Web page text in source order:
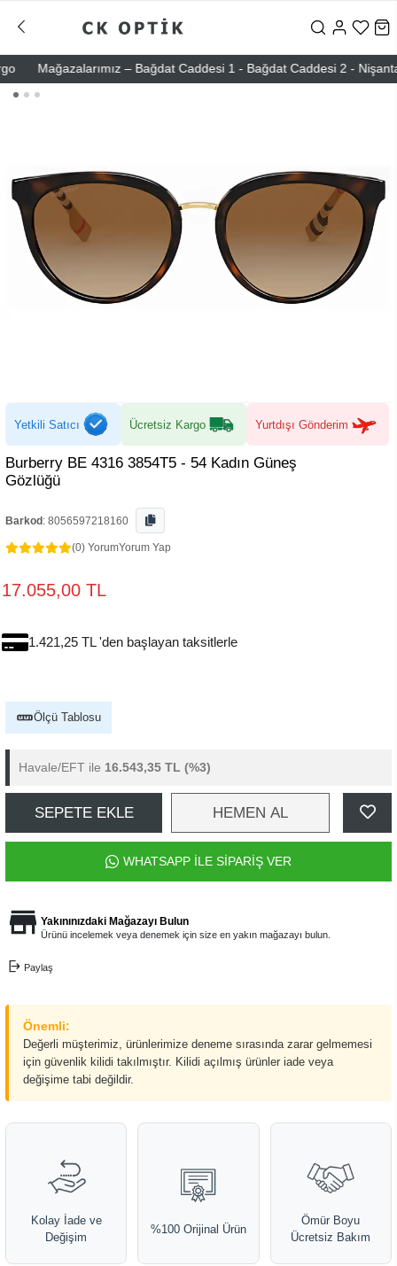
Mağazalarımız – Bağdat Caddesi 1 - Bağdat Caddesi 2 - Nişantaşı
Yetkili Satıcı Ücretsiz Kargo Yurtdışı Gönderim
Burberry BE 4316 3854T5 - 54 Kadın Güneş
Gözlüğü
Barkod : 8056597218160
(0) YorumYorum Yap
17.055,00 TL
1.421,25 TL 'den başlayan taksitlerle
Ölçü Tablosu
Havale/EFT ile 16.543,35 TL (%3)
SEPETE EKLE HEMEN AL
WHATSAPP İLE SİPARİŞ VER
Yakınınızdaki Mağazayı Bulun
Ürünü incelemek veya denemek için size en yakın mağazayı bulun.
Paylaş
Önemli:
Değerli müşterimiz, ürünlerimize deneme sırasında zarar gelmemesi
için güvenlik kilidi takılmıştır. Kilidi açılmış ürünler iade veya
değişime tabi değildir.
Kolay İade ve
Değişim
%100 Orijinal Ürün
Ömür Boyu
Ücretsiz Bakım